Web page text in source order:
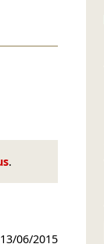
.
13/06/2015